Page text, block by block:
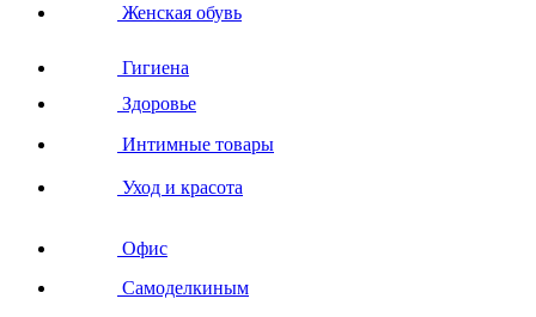
Женская обувь
Гигиена
Здоровье
Интимные товары
Уход и красота
Офис
Самоделкиным